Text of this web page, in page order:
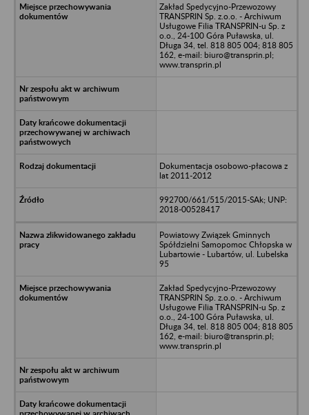
Zakład Spedycyjno-Przewozowy
TRANSPRIN Sp. z.o.o. - Archiwum
Usługowe Filia TRANSPRIN-u Sp. z
o.o., 24-100 Góra Puławska, ul.
Długa 34, tel. 818 805 004; 818 805
162, e-mail: biuro@transprin.pl;
www.transprin.pl
Dokumentacja osobowo-płacowa z
lat 2011-2012
992700/661/515/2015-SAk; UNP:
2018-00528417
Powiatowy Związek Gminnych
Spółdzielni Samopomoc Chłopska w
Lubartowie - Lubartów, ul. Lubelska
95
Zakład Spedycyjno-Przewozowy
TRANSPRIN Sp. z.o.o. - Archiwum
Usługowe Filia TRANSPRIN-u Sp. z
o.o., 24-100 Góra Puławska, ul.
Długa 34, tel. 818 805 004; 818 805
162, e-mail: biuro@transprin.pl;
www.transprin.pl